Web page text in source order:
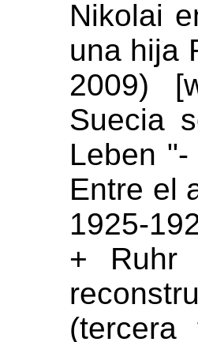
Nikolai
una hija
2009)
Suecia
Leben
Entre el
1925-
+ Ruhr